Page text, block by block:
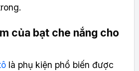
của bạt che nắng cho
là phụ kiện phổ biến được